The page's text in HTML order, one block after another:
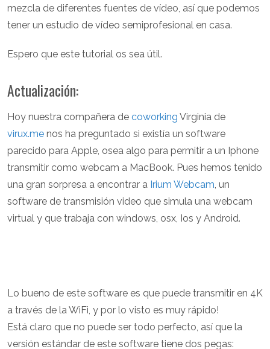
mezcla de diferentes fuentes de vídeo, así que podemos
tener un estudio de vídeo semiprofesional en casa.
Espero que este tutorial os sea útil.
Actualización:
Hoy nuestra compañera de coworking Virginia de
virux.me nos ha preguntado si existía un software
parecido para Apple, osea algo para permitir a un Iphone
transmitir como webcam a MacBook. Pues hemos tenido
una gran sorpresa a encontrar a Irium Webcam, un
software de transmisión video que simula una webcam
virtual y que trabaja con windows, osx, Ios y Android.
Lo bueno de este software es que puede transmitir en 4K
a través de la WiFi, y por lo visto es muy rápido!
Está claro que no puede ser todo perfecto, así que la
versión estándar de este software tiene dos pegas: